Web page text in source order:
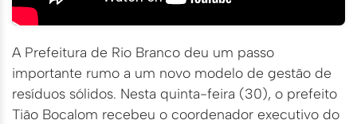
A Prefeitura de Rio Branco deu um passo
importante rumo a um novo modelo de gestão de
resíduos sólidos. Nesta quinta-feira (30), o prefeito
Tião Bocalom recebeu o coordenador executivo do